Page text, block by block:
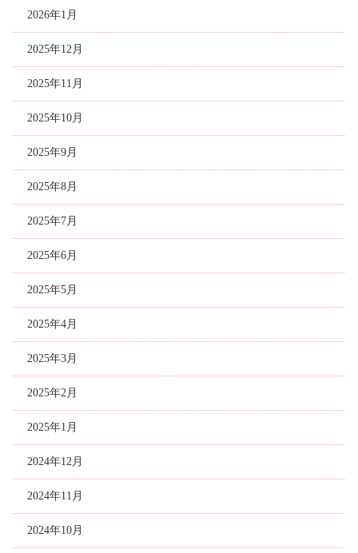
2026年1月
2025年12月
2025年11月
2025年10月
2025年9月
2025年8月
2025年7月
2025年6月
2025年5月
2025年4月
2025年3月
2025年2月
2025年1月
2024年12月
2024年11月
2024年10月